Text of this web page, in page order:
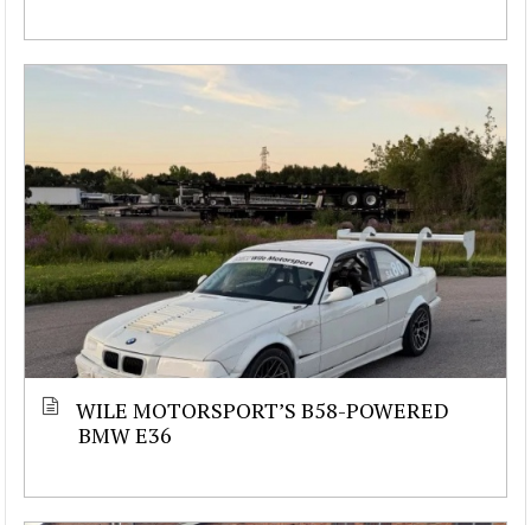
WILE MOTORSPORT’S B58-POWERED
BMW E36